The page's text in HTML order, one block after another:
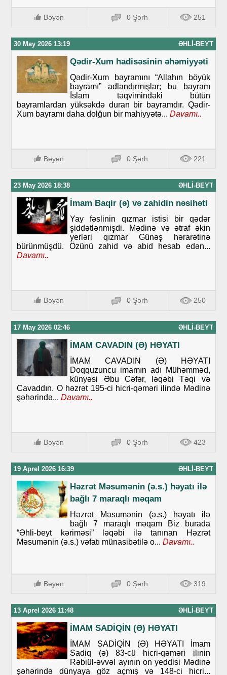
Bəyən 0 Şərh 251
30 May 2026 13:19 ƏHLI-BEYT
Qədir-Xum hadisəsinin əhəmiyyəti
Qədir-Xum bayramını “Allahın böyük
bayramı” adlandırmışlar; bu bayram
İslam təqvimindəki bütün
bayramlardan yüksəkdə duran bir bayramdır. Qədir-
Xum bayramı daha dolğun bir mahiyyətə... Davamı..
Bəyən 0 Şərh 221
23 May 2026 18:38 ƏHLI-BEYT
İmam Baqir (ə) və zahidin nəsihəti
Yay fəslinin qızmar istisi bir qədər
şiddətlənmişdi. Mədinə və ətraf əkin
yerləri qızmar Günəş hərarətinə
bürünmüşdü. Özünü zahid və abid hesab edən...
Davamı..
Bəyən 0 Şərh 250
17 May 2026 02:46 ƏHLI-BEYT
İMAM CAVADIN (Ə) HƏYATI
İMAM CAVADIN (Ə) HƏYATI
Doqquzuncu imamın adı Mühəmməd,
künyəsi Əbu Cəfər, ləqəbi Təqi və
Cavaddın. O həzrət 195-ci hicri-qəməri ilində Mədinə
şəhərində... Davamı..
Bəyən 0 Şərh 423
19 Aprel 2026 16:39 ƏHLI-BEYT
Həzrət Məsumənin (ə.s.) həyatı ilə
bağlı 7 maraqlı məqam
Həzrət Məsumənin (ə.s.) həyatı ilə
bağlı 7 maraqlı məqam Biz burada
“Əhli-beyt kəriməsi” ləqəbi ilə tanınan Həzrət
Məsumənin (ə.s.) vəfatı münasibətilə o... Davamı..
Bəyən 0 Şərh 319
13 Aprel 2026 11:48 ƏHLI-BEYT
İMAM SADİQİN (Ə) HƏYATI
İMAM SADİQİN (Ə) HƏYATI İmam
Sadiq (ə) 83-cü hicri-qəməri ilinin
Rəbiül-əvvəl ayının on yeddisi Mədinə
şəhərində dünyaya göz açmış və 148-ci hicri...